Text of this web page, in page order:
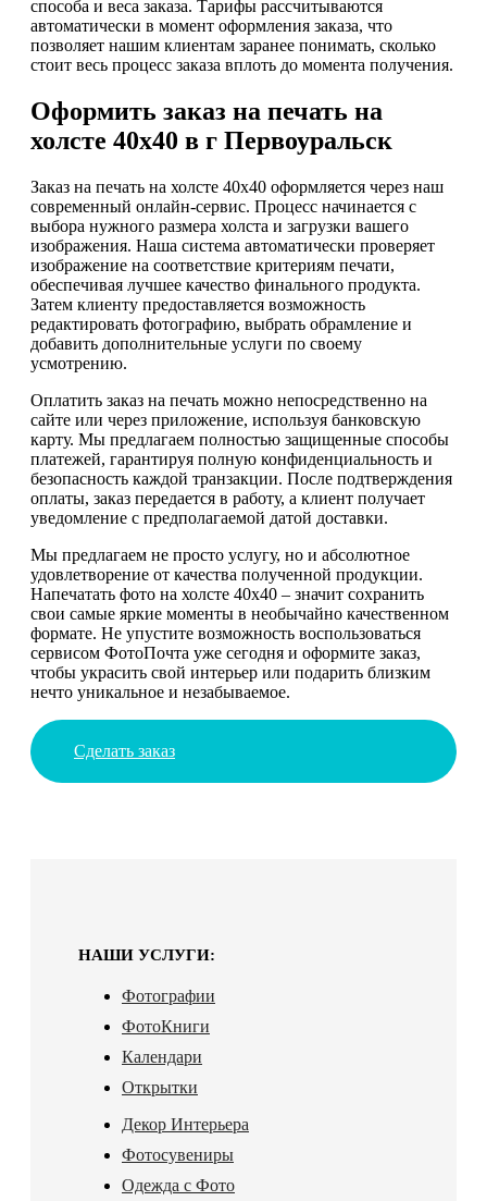
способа и веса заказа. Тарифы рассчитываются
автоматически в момент оформления заказа, что
позволяет нашим клиентам заранее понимать, сколько
стоит весь процесс заказа вплоть до момента получения.
Оформить заказ на печать на
холсте 40х40 в г Первоуральск
Заказ на печать на холсте 40х40 оформляется через наш
современный онлайн-сервис. Процесс начинается с
выбора нужного размера холста и загрузки вашего
изображения. Наша система автоматически проверяет
изображение на соответствие критериям печати,
обеспечивая лучшее качество финального продукта.
Затем клиенту предоставляется возможность
редактировать фотографию, выбрать обрамление и
добавить дополнительные услуги по своему
усмотрению.
Оплатить заказ на печать можно непосредственно на
сайте или через приложение, используя банковскую
карту. Мы предлагаем полностью защищенные способы
платежей, гарантируя полную конфиденциальность и
безопасность каждой транзакции. После подтверждения
оплаты, заказ передается в работу, а клиент получает
уведомление с предполагаемой датой доставки.
Мы предлагаем не просто услугу, но и абсолютное
удовлетворение от качества полученной продукции.
Напечатать фото на холсте 40х40 – значит сохранить
свои самые яркие моменты в необычайно качественном
формате. Не упустите возможность воспользоваться
сервисом ФотоПочта уже сегодня и оформите заказ,
чтобы украсить свой интерьер или подарить близким
нечто уникальное и незабываемое.
Сделать заказ
НАШИ УСЛУГИ:
Фотографии
ФотоКниги
Календари
Открытки
Декор Интерьера
Фотосувениры
Одежда с Фото